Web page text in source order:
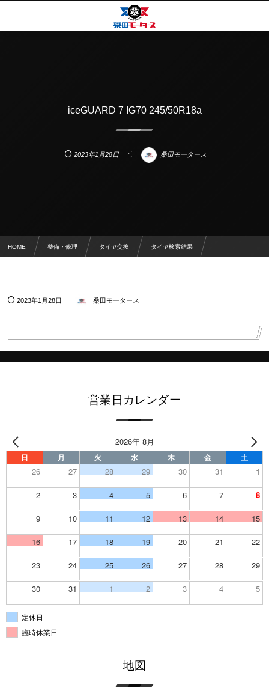
iceGUARD 7 IG70 245/50R18a
2023年1月28日 桑田モータース
HOME 整備・修理 タイヤ交換 タイヤ検索結果
2023年1月28日 桑田モータース
営業日カレンダー
2026年 8月
日 月 火 水 木 金 土
26 27 28 29 30 31 1
2 3 4 5 6 7 8
9 10 11 12 13 14 15
16 17 18 19 20 21 22
23 24 25 26 27 28 29
30 31 1 2 3 4 5
定休日
臨時休業日
地図